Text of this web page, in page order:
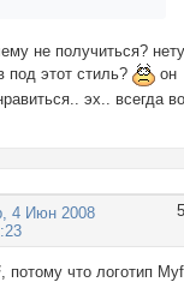
не получиться?
под этот стиль?
он
эх.. всегда
5
4 Июн 2008
, потому что логотип